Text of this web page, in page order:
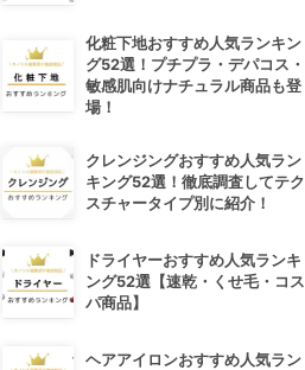
化粧下地おすすめ人気ランキン
グ52選！プチプラ・デパコス・
敏感肌向けナチュラル商品も登
場！
クレンジングおすすめ人気ラン
キング52選！徹底調査してテク
スチャータイプ別に紹介！
ドライヤーおすすめ人気ランキ
ング52選【速乾・くせ毛・コス
パ商品】
ヘアアイロンおすすめ人気ラン